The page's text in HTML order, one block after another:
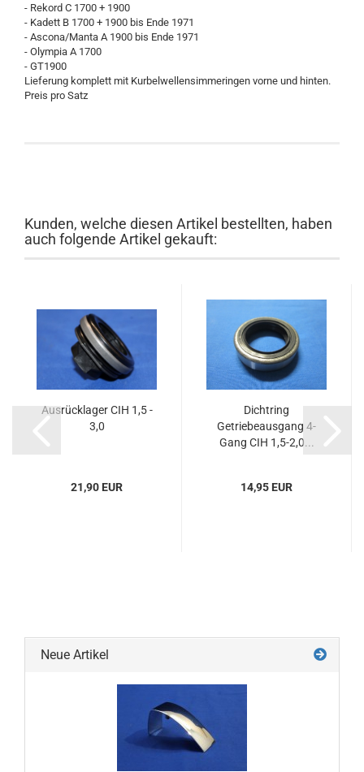
- Rekord C 1700 + 1900
- Kadett B 1700 + 1900 bis Ende 1971
- Ascona/Manta A 1900 bis Ende 1971
- Olympia A 1700
- GT1900
Lieferung komplett mit Kurbelwellensimmeringen vorne und hinten.
Preis pro Satz
Kunden, welche diesen Artikel bestellten, haben
auch folgende Artikel gekauft:
Ausrücklager CIH 1,5 -
3,0
21,90 EUR
Dichtring
Getriebeausgang 4-
Gang CIH 1,5-2,0...
14,95 EUR
Neue Artikel